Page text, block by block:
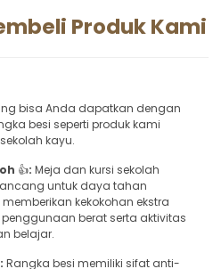
Produk Kami
bisa Anda dapatkan dengan
besi seperti produk kami
kayu.
👍: Meja dan kursi sekolah
untuk daya tahan
kekokohan ekstra
berat serta aktivitas
belajar.
: Rangka besi memiliki sifat anti-